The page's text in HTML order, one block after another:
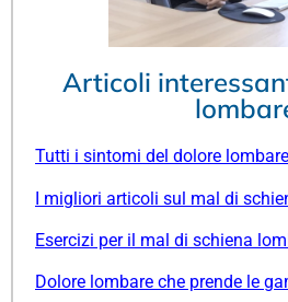
Articoli
Tutti i sintomi del dolore lombare
I migliori articoli sul mal di
Esercizi per il mal di schiena
Dolore lombare che prende le